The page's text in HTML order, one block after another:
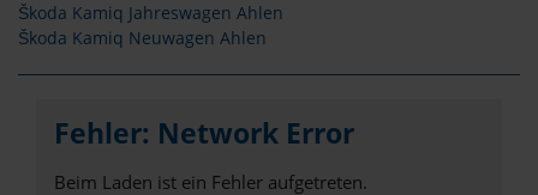
Škoda Kamiq Jahreswagen Ahlen
Škoda Kamiq Neuwagen Ahlen
Fehler: Network Error
Beim Laden ist ein Fehler aufgetreten.